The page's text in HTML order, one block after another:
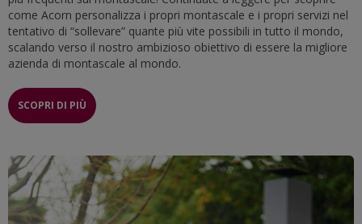
come Acorn personalizza i propri montascale e i propri servizi nel
tentativo di “sollevare” quante più vite possibili in tutto il mondo,
scalando verso il nostro ambizioso obiettivo di essere la migliore
azienda di montascale al mondo.
SCOPRI DI PIÙ